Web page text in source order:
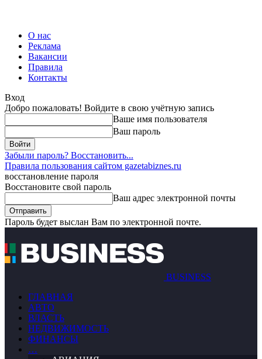
О нас
Реклама
Вакансии
Правила
Контакты
Вход
Добро пожаловать! Войдите в свою учётную запись
Ваше имя пользователя
Ваш пароль
Забыли пароль? Восстановить...
Правила пользования сайтом gazetabiznes.ru
восстановление пароля
Восстановите свой пароль
Ваш адрес электронной почты
Пароль будет выслан Вам по электронной почте.
BUSINESS
ГЛАВНАЯ
АВТО
ВЛАСТЬ
НЕДВИЖИМОСТЬ
ФИНАНСЫ
…